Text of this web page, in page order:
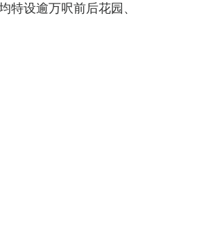
设逾万呎前后花园、